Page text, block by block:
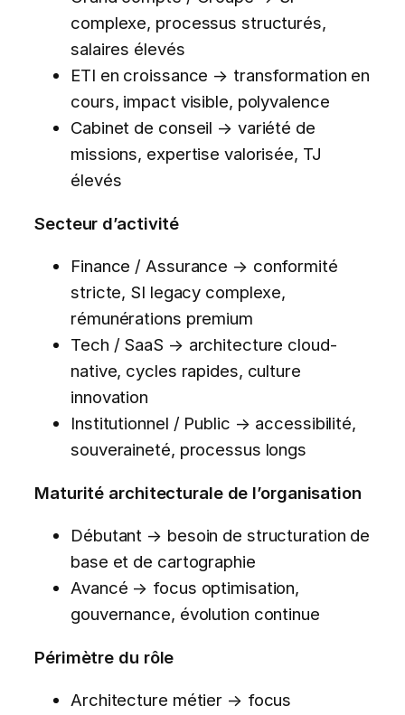
complexe, processus structurés,
salaires élevés
ETI en croissance → transformation en
cours, impact visible, polyvalence
Cabinet de conseil → variété de
missions, expertise valorisée, TJ
élevés
Secteur d’activité
Finance / Assurance → conformité
stricte, SI legacy complexe,
rémunérations premium
Tech / SaaS → architecture cloud-
native, cycles rapides, culture
innovation
Institutionnel / Public → accessibilité,
souveraineté, processus longs
Maturité architecturale de l’organisation
Débutant → besoin de structuration de
base et de cartographie
Avancé → focus optimisation,
gouvernance, évolution continue
Périmètre du rôle
Architecture métier → focus